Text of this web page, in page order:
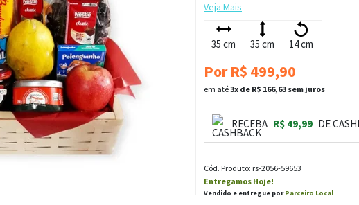
Veja Mais
35 cm 35 cm 14 cm
Por R$ 499,90
em até3x de R$ 166,63 sem juros
RECEBA R$ 49,99 DE
Cód. Produto: rs-2056-59653
Entregamos Hoje!
Vendido e entregue porParceiro Local